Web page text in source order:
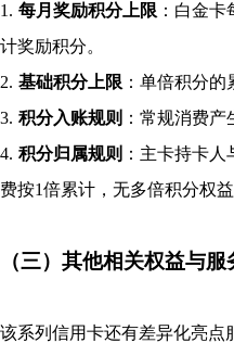
1. 每月奖励积分上限 ：白金
计奖励积分。
2. 基础积分上限 ：单倍积分
3. 积分入账规则 ：常规消费
4. 积分归属规则 ：主卡持卡
费按1倍累计，无多倍积分权
（三）其他相关权益与服
该系列信用卡还有差异化亮点